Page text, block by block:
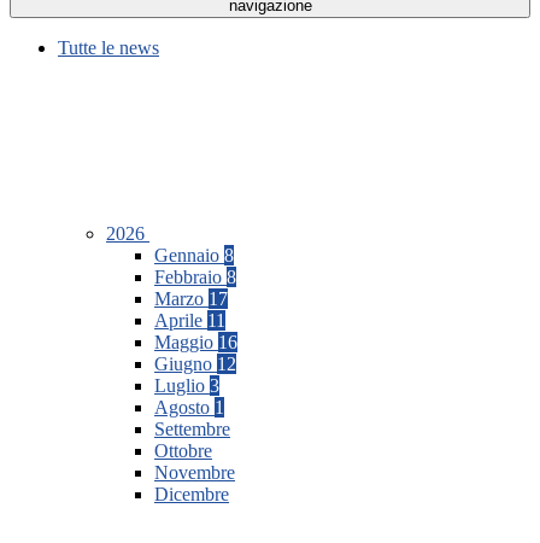
navigazione
Tutte le news
2026
Gennaio 8
Febbraio 8
Marzo 17
Aprile 11
Maggio 16
Giugno 12
Luglio 3
Agosto 1
Settembre
Ottobre
Novembre
Dicembre